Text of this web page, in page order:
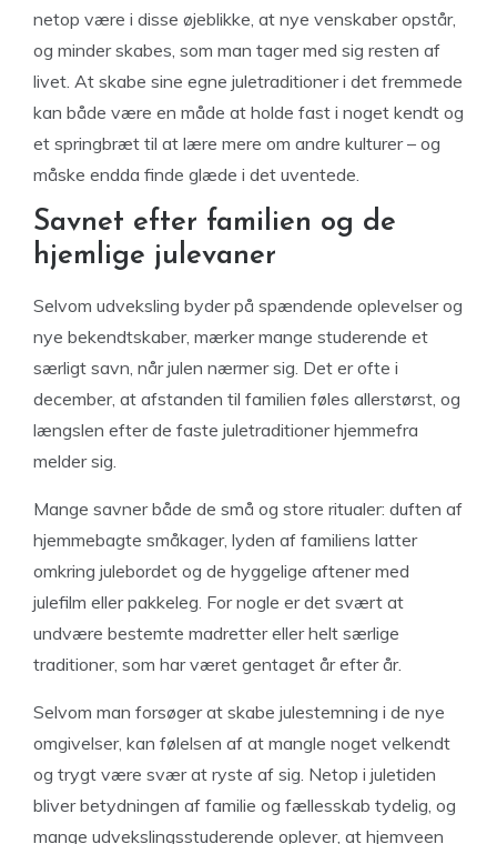
netop være i disse øjeblikke, at nye venskaber opstår,
og minder skabes, som man tager med sig resten af
livet. At skabe sine egne juletraditioner i det fremmede
kan både være en måde at holde fast i noget kendt og
et springbræt til at lære mere om andre kulturer – og
måske endda finde glæde i det uventede.
Savnet efter familien og de
hjemlige julevaner
Selvom udveksling byder på spændende oplevelser og
nye bekendtskaber, mærker mange studerende et
særligt savn, når julen nærmer sig. Det er ofte i
december, at afstanden til familien føles allerstørst, og
længslen efter de faste juletraditioner hjemmefra
melder sig.
Mange savner både de små og store ritualer: duften af
hjemmebagte småkager, lyden af familiens latter
omkring julebordet og de hyggelige aftener med
julefilm eller pakkeleg. For nogle er det svært at
undvære bestemte madretter eller helt særlige
traditioner, som har været gentaget år efter år.
Selvom man forsøger at skabe julestemning i de nye
omgivelser, kan følelsen af at mangle noget velkendt
og trygt være svær at ryste af sig. Netop i juletiden
bliver betydningen af familie og fællesskab tydelig, og
mange udvekslingsstuderende oplever, at hjemveen